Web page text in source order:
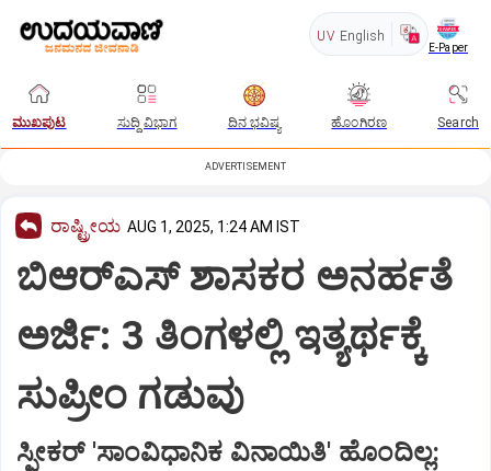
UV English
E-Paper
ಮುಖಪುಟ ಸುದ್ದಿ ವಿಭಾಗ ದಿನ ಭವಿಷ್ಯ ಹೊಂಗಿರಣ Search
ADVERTISEMENT
ರಾಷ್ಟ್ರೀಯ AUG 1, 2025, 1:24 AM IST
ಬಿಆರ್‌ಎಸ್‌ ಶಾಸಕರ ಅನರ್ಹತೆ
ಅರ್ಜಿ: 3 ತಿಂಗಳಲ್ಲಿ ಇತ್ಯರ್ಥಕ್ಕೆ
ಸುಪ್ರೀಂ ಗಡುವು
ಸ್ಪೀಕರ್‌ 'ಸಾಂವಿಧಾನಿಕ ವಿನಾಯಿತಿ' ಹೊಂದಿಲ್ಲ: